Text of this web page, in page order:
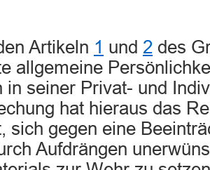
Artikeln 1 und 2 des
allgemeine
in seiner Privat- und
hat hieraus das
sich gegen eine
Aufdrängen